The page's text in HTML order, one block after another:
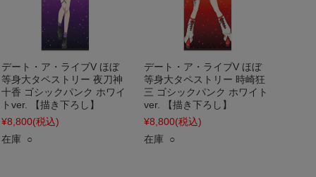
デート・ア・ライブV ほぼ
等身大タペストリー 夜刀神
十香 ゴシックパンク ホワイ
トver. 【描き下ろし】
¥8,800(税込)
在庫 ○
デート・ア・ライブV ほぼ
等身大タペストリー 時崎狂
三 ゴシックパンク ホワイト
ver. 【描き下ろし】
¥8,800(税込)
在庫 ○